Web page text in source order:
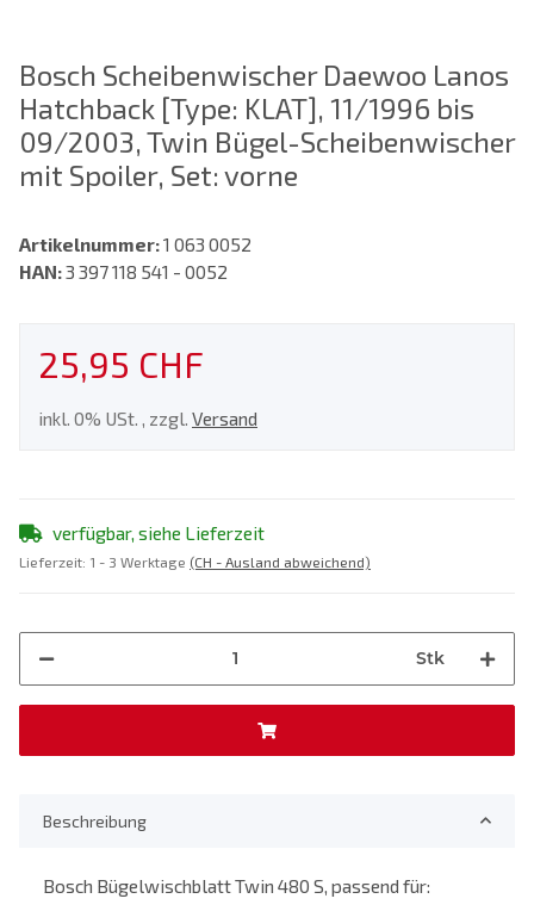
Bosch Scheibenwischer Daewoo Lanos
Hatchback [Type: KLAT], 11/1996 bis
09/2003, Twin Bügel-Scheibenwischer
mit Spoiler, Set: vorne
Artikelnummer:1 063 0052
HAN:3 397 118 541 - 0052
25,95 CHF
inkl. 0% USt. , zzgl. Versand
verfügbar, siehe Lieferzeit
Lieferzeit: 1 - 3 Werktage (CH - Ausland abweichend)
Stk
Beschreibung
Bosch Bügelwischblatt Twin 480 S, passend für: